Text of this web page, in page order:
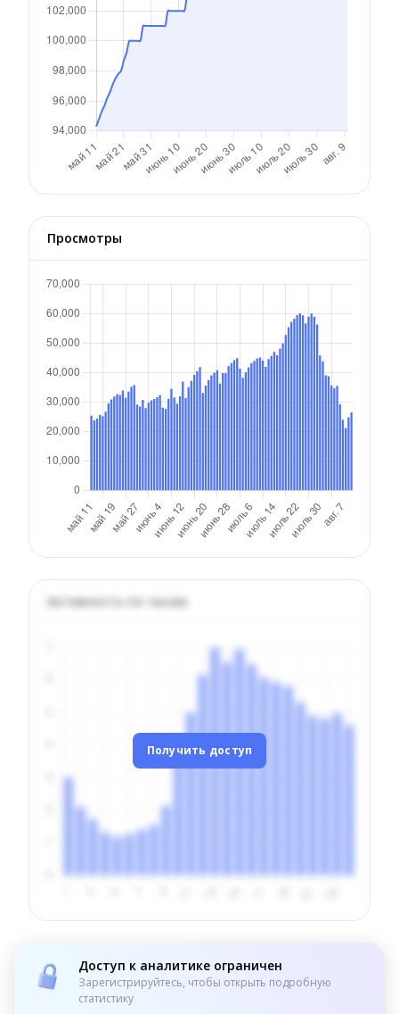
Просмотры
Активность по часам
Получить доступ
Доступ к аналитике ограничен
Зарегистрируйтесь, чтобы открыть подробную
статистику